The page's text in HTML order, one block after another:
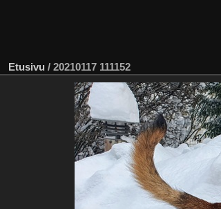
Etusivu / 20210117 111152